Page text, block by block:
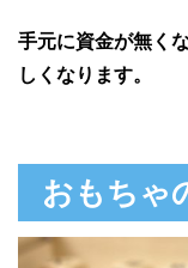
手元に資金が無く
しくなります。
おもちゃ